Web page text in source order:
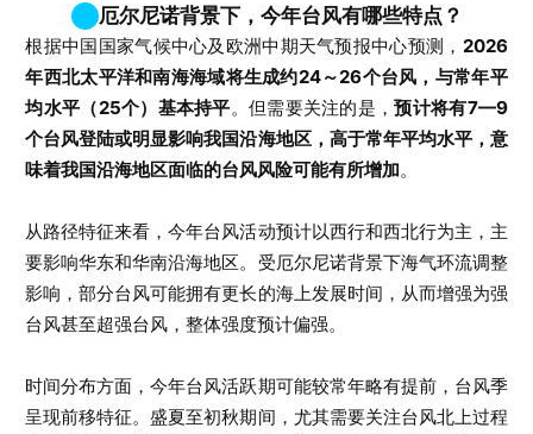
厄尔尼诺背景下，今年台风有哪些特点？
根据中国国家气候中心及欧洲中期天气预报中心预测， 2026
年西北太平洋和南海海域将生成约24～26个台风，与常年平
均水平（25个）基本持平。但需要关注的是，预计将有7—9
个台风登陆或明显影响我国沿海地区，高于常年平均水平，意
味着我国沿海地区面临的台风风险可能有所增加。
从路径特征来看，今年台风活动预计以西行和西北行为主，主
要影响华东和华南沿海地区。受厄尔尼诺背景下海气环流调整
影响，部分台风可能拥有更长的海上发展时间，从而增强为强
台风甚至超强台风，整体强度预计偏强。
时间分布方面，今年台风活跃期可能较常年略有提前，台风季
呈现前移特征。盛夏至初秋期间，尤其需要关注台风北上过程